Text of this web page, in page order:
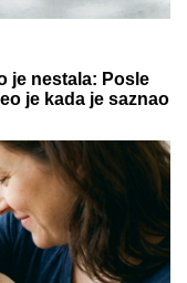
se majke mole